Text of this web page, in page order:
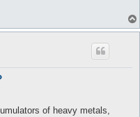
of heavy metals,